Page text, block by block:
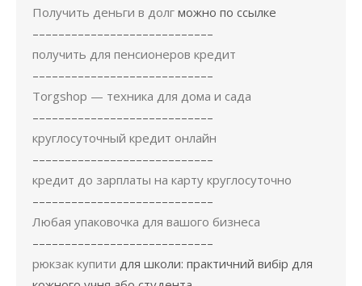
Получить деньги в долг можно по ссылке
––––––––––––––––––––––––––––
получить для пенсионеров кредит
––––––––––––––––––––––––––––
Torgshop — техника для дома и сада
––––––––––––––––––––––––––––
круглосуточный кредит онлайн
––––––––––––––––––––––––––––
кредит до зарплаты на карту круглосуточно
––––––––––––––––––––––––––––
Любая упаковочка для вашого бизнеса
––––––––––––––––––––––––––––
рюкзак купити для школи: практичний вибір для